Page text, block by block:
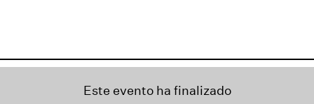
Este evento ha finalizado